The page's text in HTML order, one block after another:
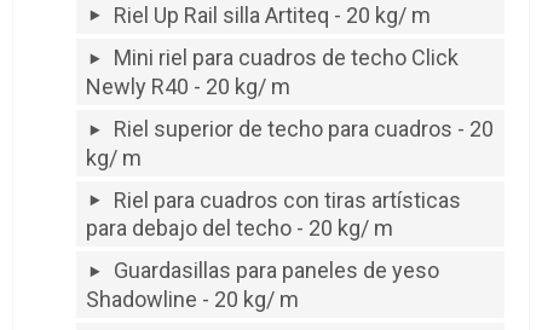
Riel Up Rail silla Artiteq - 20 kg/ m
Mini riel para cuadros de techo Click
Newly R40 - 20 kg/ m
Riel superior de techo para cuadros - 20
kg/ m
Riel para cuadros con tiras artísticas
para debajo del techo - 20 kg/ m
Guardasillas para paneles de yeso
Shadowline - 20 kg/ m